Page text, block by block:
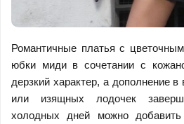
Романтичные платья с
юбки миди в сочетании с
дерзкий характер, а дополнение
или изящных лодочек
холодных дней можно